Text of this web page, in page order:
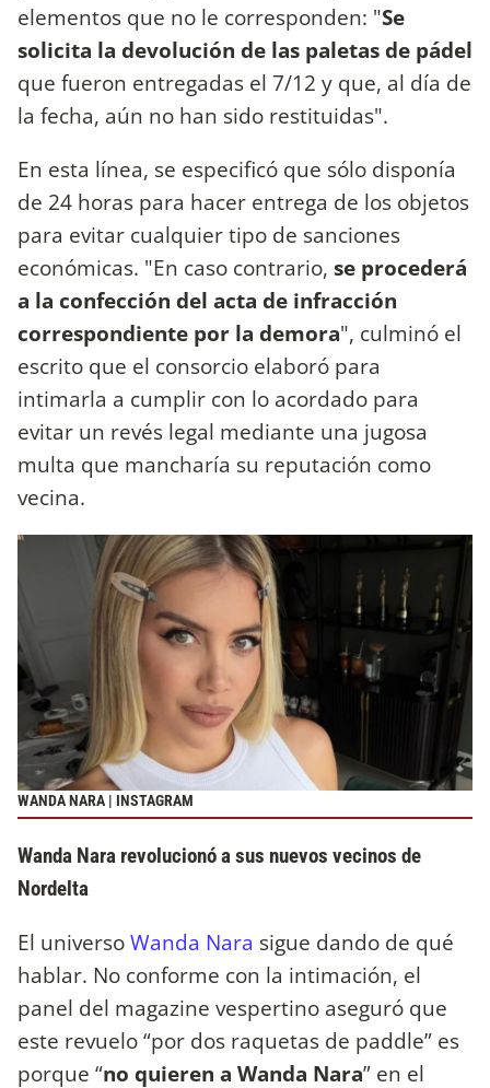
elementos que no le corresponden: "Se
solicita la devolución de las paletas de pádel
que fueron entregadas el 7/12 y que, al día de
la fecha, aún no han sido restituidas".
En esta línea, se especificó que sólo disponía
de 24 horas para hacer entrega de los objetos
para evitar cualquier tipo de sanciones
económicas. "En caso contrario, se procederá
a la confección del acta de infracción
correspondiente por la demora", culminó el
escrito que el consorcio elaboró para
intimarla a cumplir con lo acordado para
evitar un revés legal mediante una jugosa
multa que mancharía su reputación como
vecina.
WANDA NARA | INSTAGRAM
Wanda Nara revolucionó a sus nuevos vecinos de
Nordelta
El universoWanda Nara sigue dando de qué
hablar. No conforme con la intimación, el
panel del magazine vespertino aseguró que
este revuelo “por dos raquetas de paddle” es
porque “no quieren a Wanda Nara” en el